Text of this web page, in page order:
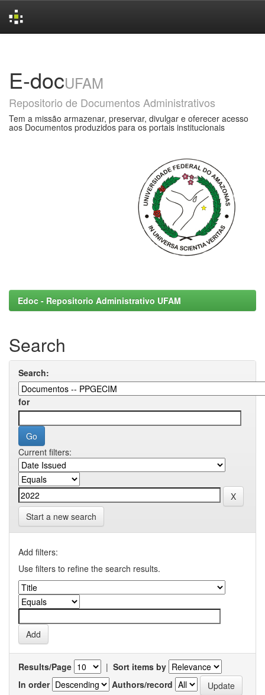
E-docUFAM
Repositorio de Documentos Administrativos
Tem a missão armazenar, preservar, divulgar e oferecer acesso
aos Documentos produzidos para os portais institucionais
Edoc - Repositorio Administrativo UFAM
Search
Search:
for
Current filters:
Start a new search
Add filters:
Use filters to refine the search results.
Results/Page | Sort items by
In order
Authors/record